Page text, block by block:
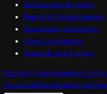
Εφοδιαστική & στόλοι
Ρομποτική αγροδιατροφής
Ναυτιλιακές λειτουργίες
Αστικά συστήματα
Άμυνα & διπλή χρήση
Πολιτική ΑπορρήτουΌροι
ΣημείωσηΠροσβασιμότητα